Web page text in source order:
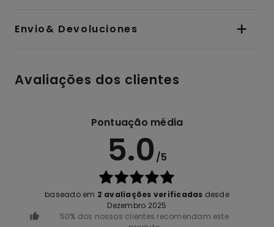
Envio& Devoluciones
Avaliações dos clientes
Pontuação média
5.0 /5
baseado em 2 avaliações verificadas desde
Dezembro 2025
50% dos nossos clientes recomendam este